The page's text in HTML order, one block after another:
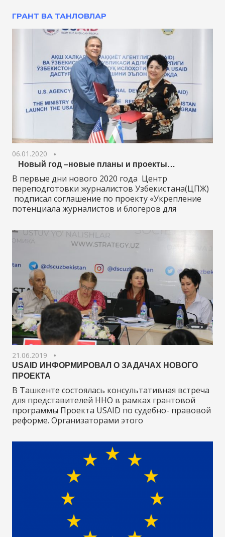
ГРАНТ ВА ТАНЛОВЛАР
06.01.2020
Новый год –новые планы и проекты…
В первые дни нового 2020 года Центр
переподготовки журналистов Узбекистана(ЦПЖ)
подписал соглашение по проекту «Укрепление
потенциала журналистов и блогеров для
21.06.2019
USAID ИНФОРМИРОВАЛ О ЗАДАЧАХ НОВОГО
ПРОЕКТА
В Ташкенте состоялась консультативная встреча
для представителей ННО в рамках грантовой
программы Проекта USAID по судебно- правовой
реформе. Организаторами этого